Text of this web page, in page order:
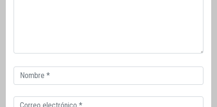
Correo
electrónico
Correo